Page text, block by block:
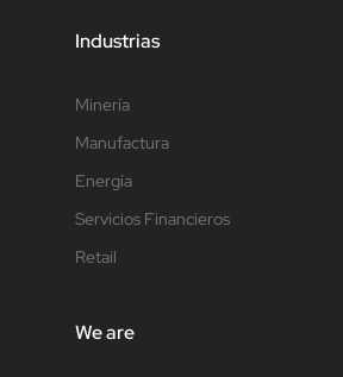
Industrias
Minería
Manufactura
Energía
Servicios Financieros
Retail
We are